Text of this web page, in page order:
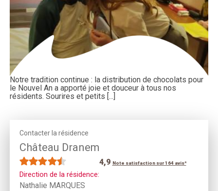
Notre tradition continue : la distribution de chocolats pour
le Nouvel An a apporté joie et douceur à tous nos
résidents. Sourires et petits [...]
Contacter la résidence
Château Dranem
4,9 Note satisfaction sur 164 avis*
Direction de la résidence:
Nathalie MARQUES